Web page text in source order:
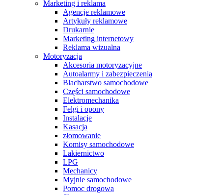
Marketing i reklama
Agencje reklamowe
Artykuły reklamowe
Drukarnie
Marketing internetowy
Reklama wizualna
Motoryzacja
Akcesoria motoryzacyjne
Autoalarmy i zabezpieczenia
Blacharstwo samochodowe
Części samochodowe
Elektromechanika
Felgi i opony
Instalacje
Kasacja
złomowanie
Komisy samochodowe
Lakiernictwo
LPG
Mechanicy
Myjnie samochodowe
Pomoc drogowa